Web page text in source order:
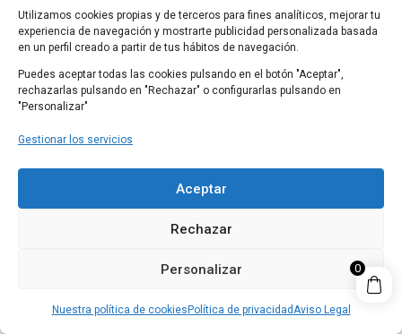
Utilizamos cookies propias y de terceros para fines analíticos, mejorar tu
experiencia de navegación y mostrarte publicidad personalizada basada
en un perfil creado a partir de tus hábitos de navegación.
Puedes aceptar todas las cookies pulsando en el botón "Aceptar",
rechazarlas pulsando en "Rechazar" o configurarlas pulsando en
"Personalizar"
Gestionar los servicios
Aceptar
Rechazar
Personalizar
Nuestra política de cookies Política de privacidadAviso Legal
0